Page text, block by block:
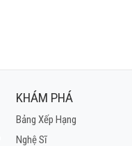
KHÁM PHÁ
Bảng Xếp Hạng
Nghệ Sĩ